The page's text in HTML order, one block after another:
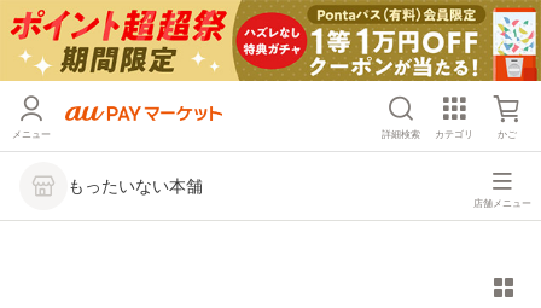
メニュー 詳細検索 カテゴリ かご
もったいない本舗
店舗メニュー